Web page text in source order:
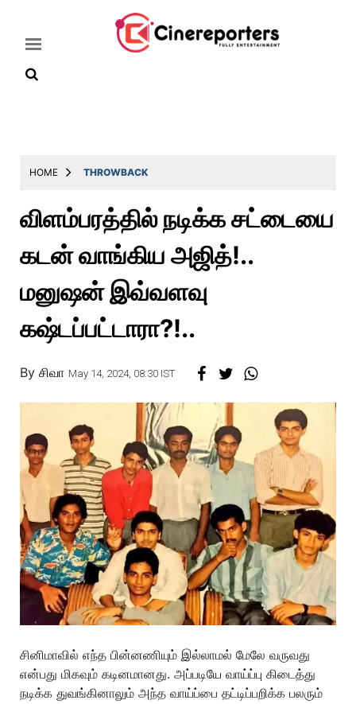
Latest
Throwback
Television
Photos
Story
HOME THROWBACK
விளம்பரத்தில் நடிக்க சட்டையை
கடன் வாங்கிய அஜித்!..
மனுஷன் இவ்வளவு
கஷ்டப்பட்டாரா?!..
By சிவா May 14, 2024, 08:30 IST
சினிமாவில் எந்த பின்னணியும் இல்லாமல் மேலே வருவது
என்பது மிகவும் கடினமானது. அப்படியே வாய்ப்பு கிடைத்து
நடிக்க துவங்கினாலும் அந்த வாய்ப்பை தட்டிப்பறிக்க பலரும்